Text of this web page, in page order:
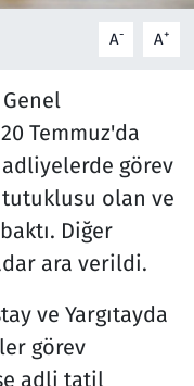
A- A+
Temmuz'da
görev
olan ve
Diğer
ara verildi.
ve Yargıtayda
görev
adli tatil